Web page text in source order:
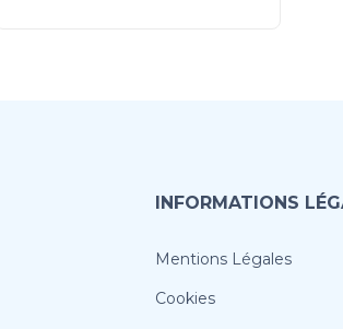
INFORMATIONS
Mentions Légales
Cookies